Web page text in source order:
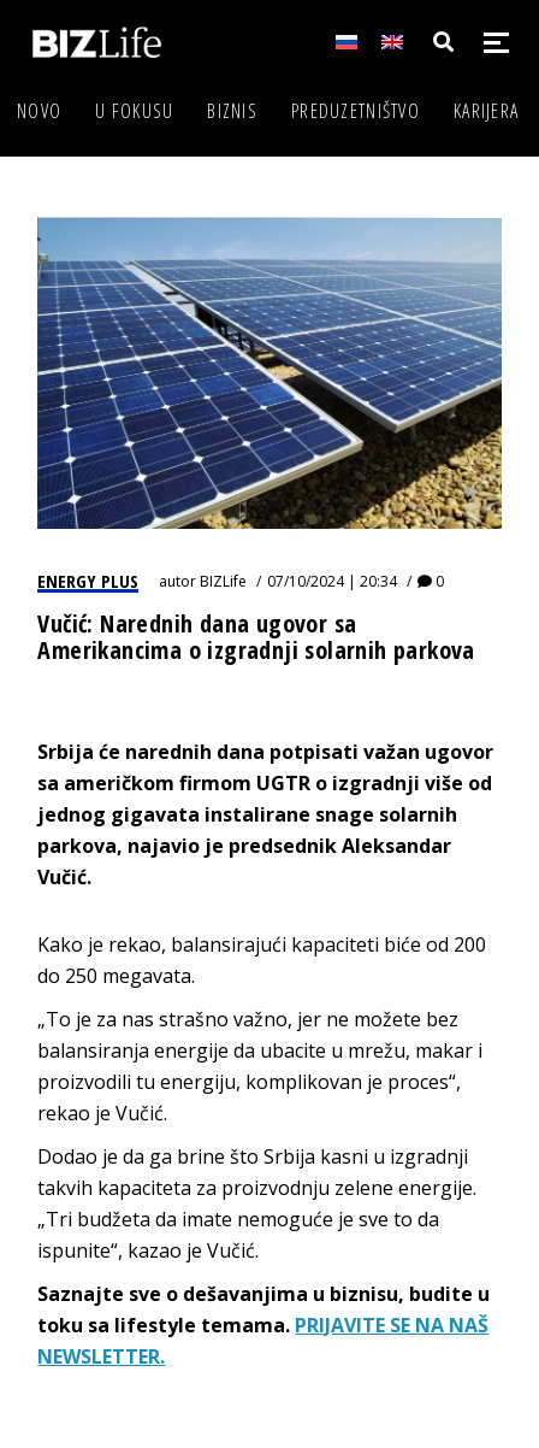
NOVO U FOKUSU BIZNIS PREDUZETNIŠTVO KARIJERA
ENERGY PLUS autorBIZLife 07/10/2024 | 20:34 0
Vučić: Narednih dana ugovor sa
Amerikancima o izgradnji solarnih parkova
Srbija će narednih dana potpisati važan ugovor
sa američkom firmom UGTR o izgradnji više od
jednog gigavata instalirane snage solarnih
parkova, najavio je predsednik Aleksandar
Vučić.
Kako je rekao, balansirajući kapaciteti biće od 200
do 250 megavata.
„To je za nas strašno važno, jer ne možete bez
balansiranja energije da ubacite u mrežu, makar i
proizvodili tu energiju, komplikovan je proces“,
rekao je Vučić.
Dodao je da ga brine što Srbija kasni u izgradnji
takvih kapaciteta za proizvodnju zelene energije.
„Tri budžeta da imate nemoguće je sve to da
ispunite“, kazao je Vučić.
Saznajte sve o dešavanjima u biznisu, budite u
toku sa lifestyle temama. PRIJAVITE SE NA NAŠ
NEWSLETTER.